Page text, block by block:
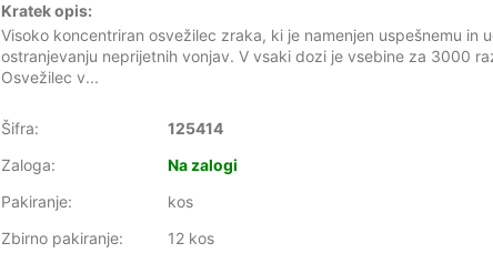
Kratek opis:
Visoko koncentriran osvežilec zraka, ki je namenjen uspešnemu in
ostranjevanju neprijetnih vonjav. V vsaki dozi je vsebine za 3000
Osvežilec v...
Šifra:
125414
Zaloga:
Na zalogi
Pakiranje:
kos
Zbirno pakiranje:
12 kos